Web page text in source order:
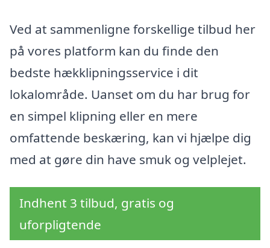
Ved at sammenligne forskellige tilbud her
på vores platform kan du finde den
bedste hækklipningsservice i dit
lokalområde. Uanset om du har brug for
en simpel klipning eller en mere
omfattende beskæring, kan vi hjælpe dig
med at gøre din have smuk og velplejet.
Indhent 3 tilbud, gratis og
uforpligtende